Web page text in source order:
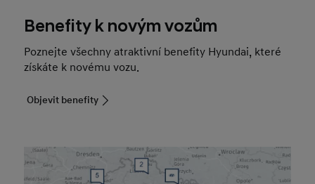
Benefity k novým vozům
Poznejte všechny atraktivní benefity Hyundai, které
získáte k novému vozu.
Objevit benefity